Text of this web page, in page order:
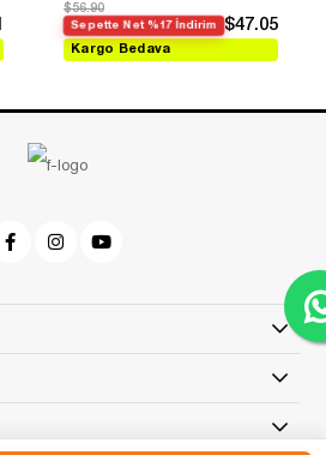
$56.90
Sepette Net %17 İndirim $47.05
Kargo Bedava